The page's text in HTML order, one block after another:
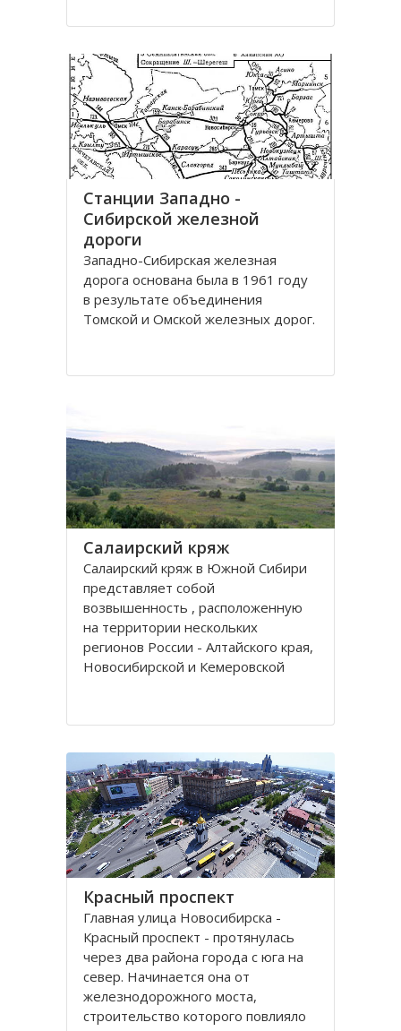
территориям России, Казахстана и
М55. Автомобильная трасса
«Байкал» начинается от г
Станции Западно -
Сибирской железной
дороги
Западно-Сибирская железная
дорога основана была в 1961 году
в результате объединения
Томской и Омской железных дорог.
Сибирской железной дороги
Новосибирской областей
Салаирский кряж
Салаирский кряж в Южной Сибири
представляет собой
возвышенность , расположенную
на территории нескольких
регионов России - Алтайского края,
Новосибирской и Кемеровской
Кряж берет свое начало у гор Алтая
районе рек Томь-Чумыш и Уксунай,
дугой тянется
Красный проспект
Главная улица Новосибирска -
Красный проспект - протянулась
через два района города с юга на
север. Начинается она от
железнодорожного моста,
строительство которого повлияло